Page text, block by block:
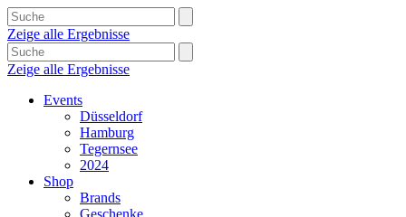
Zeige alle Ergebnisse
Zeige alle Ergebnisse
Events
Düsseldorf
Hamburg
Tegernsee
2024
Shop
Brands
Geschenke